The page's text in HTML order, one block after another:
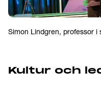
Simon Lindgren, professor i
Kultur och